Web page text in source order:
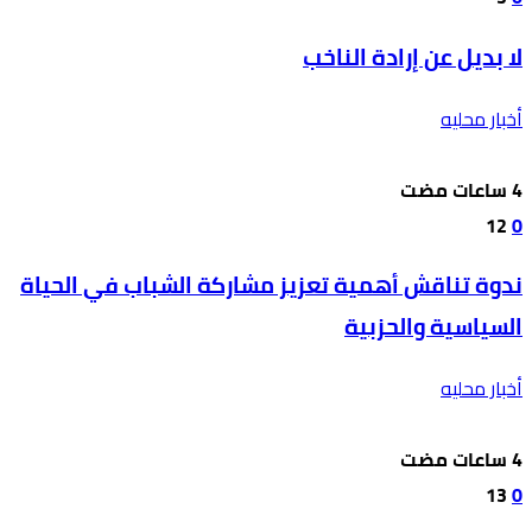
لا بديل عن إرادة الناخب
أخبار محليه
0
12
ندوة تناقش أهمية تعزيز مشاركة الشباب في الحياة
السياسية والحزبية
أخبار محليه
0
13